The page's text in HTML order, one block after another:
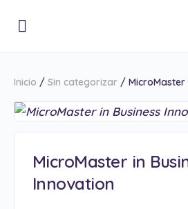
Inicio / Sin categorizar / MicroMaster
MicroMaster in
Innovation